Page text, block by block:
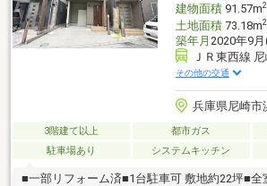
建物面積91.57m2
土地面積73.18m2
築年月 2020年9
ＪＲ東西線
その他の交通
兵庫県尼崎市
3階建て以上 都市ガス
駐車場あり
システムキッチン
■一部リフォーム済■1台駐車可 敷地約22坪■全